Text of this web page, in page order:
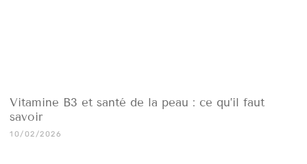
Vitamine B3 et santé de la peau : ce qu’il faut
savoir
10/02/2026